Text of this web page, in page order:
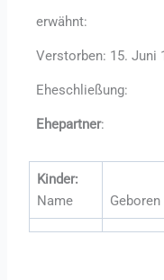
erwähnt:
Verstorben: 15. Juni
Eheschließung:
Ehepartner:
Kinder:
Name
Geboren